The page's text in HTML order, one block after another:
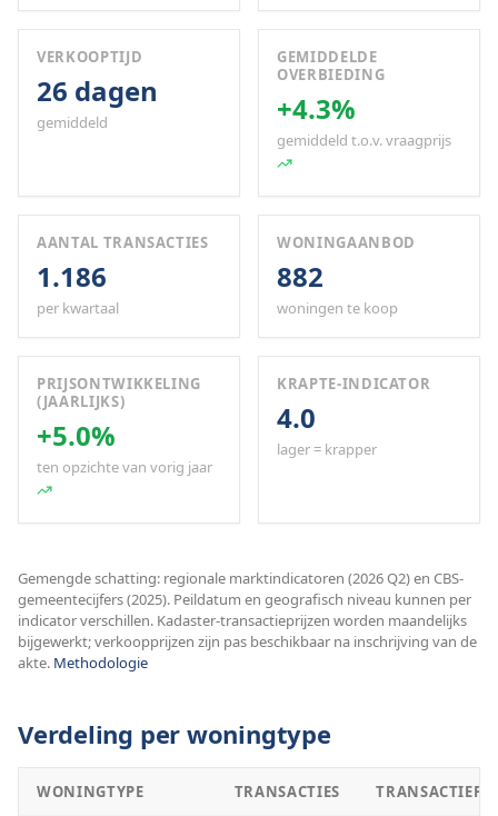
VERKOOPTIJD
26 dagen
gemiddeld
GEMIDDELDE
OVERBIEDING
+4.3%
gemiddeld t.o.v. vraagprijs
AANTAL TRANSACTIES
1.186
per kwartaal
WONINGAANBOD
882
woningen te koop
PRIJSONTWIKKELING
(JAARLIJKS)
+5.0%
ten opzichte van vorig jaar
KRAPTE-INDICATOR
4.0
lager = krapper
Gemengde schatting: regionale marktindicatoren (2026 Q2) en CBS-
gemeentecijfers (2025). Peildatum en geografisch niveau kunnen per
indicator verschillen. Kadaster-transactieprijzen worden maandelijks
bijgewerkt; verkoopprijzen zijn pas beschikbaar na inschrijving van de
akte. Methodologie
Verdeling per woningtype
WONINGTYPE TRANSACTIES